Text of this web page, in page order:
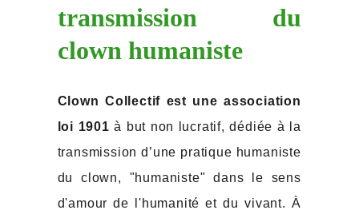
transmission du
clown humaniste
Clown Collectif est une association
loi 1901à but non lucratif, dédiée à la
transmission d’une pratique humaniste
du clown, "humaniste" dans le sens
d'amour de l'humanité et du vivant. À